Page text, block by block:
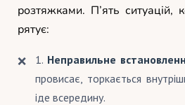
розтяжками. П’ять ситуацій,
рятує:
1. Неправильне
провисає, торкається
іде всередину.